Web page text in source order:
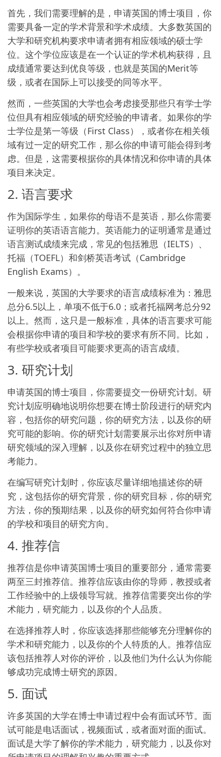
首先，我们需要理解的是，申请英国的博士项目，你
需要具备一定的学术背景和学术成绩。大多数英国的
大学和研究机构要求申请者拥有相应领域的硕士学
位。这个学位应该是在一个认证的学术机构获得，且
成绩通常要达到优良等级，也就是英国的Merit等
级，或者在国际上可以接受的同等水平。
然而，一些英国的大学也会考虑接受那些只有学士学
位但具有相应领域的研究经验的申请者。如果你的学
士学位是第一等级（First Class），或者你在相关领
域有过一定的研究工作，那么你的申请可能会得到考
虑。但是，这需要根据你的具体情况和你申请的具体
项目来决定。
2. 语言要求
作为国际学生，如果你的母语不是英语，那么你需要
证明你的英语语言能力。英语能力的证明通常是通过
语言测试成绩来完成，常见的包括雅思（IELTS）、
托福（TOEFL）和剑桥英语考试（Cambridge
English Exams）。
一般来说，英国的大学要求的语言成绩标准为：雅思
总分6.5以上，单项不低于6.0；或者托福网考总分92
以上。然而，这只是一般标准，具体的语言要求可能
会根据你申请的项目和学校的要求有所不同。比如，
有些学校或者项目可能要求更高的语言成绩。
3. 研究计划
申请英国的博士项目，你需要提交一份研究计划。研
究计划应明确地说明你想要在博士阶段进行的研究内
容，包括你的研究问题，你的研究方法，以及你的研
究可能的影响。你的研究计划需要展示出你对所申请
研究领域的深入理解，以及你在研究过程中的独立思
考能力。
在编写研究计划时，你应该尽量详细地描述你的研
究，这包括你的研究背景，你的研究目标，你的研究
方法，你的预期结果，以及你的研究如何符合你申请
的学校和项目的研究方向。
4. 推荐信
推荐信是你申请英国博士项目的重要部分，通常需要
两至三封推荐信。推荐信应该由你的导师，教授或者
工作经验中的上级领导写就。推荐信需要突出你的学
术能力，研究能力，以及你的个人品质。
在选择推荐人时，你应该选择那些能够充分理解你的
学术和研究能力，以及你的个人特质的人。推荐信应
该包括推荐人对你的评价，以及他们为什么认为你能
够成功完成博士研究的原因。
5. 面试
许多英国的大学在博士申请过程中会有面试环节。面
试可能是电话面试，视频面试，或者面对面的面试。
面试是大学了解你的学术能力，研究能力，以及你对